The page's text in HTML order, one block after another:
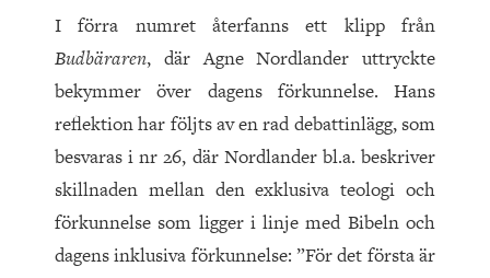
I förra numret återfanns ett klipp från
Budbäraren, där Agne Nordlander uttryckte
bekymmer över dagens förkunnelse. Hans
reflektion har följts av en rad debattinlägg, som
besvaras i nr 26, där Nordlander bl.a. beskriver
skillnaden mellan den exklusiva teologi och
förkunnelse som ligger i linje med Bibeln och
dagens inklusiva förkunnelse: ”För det första är